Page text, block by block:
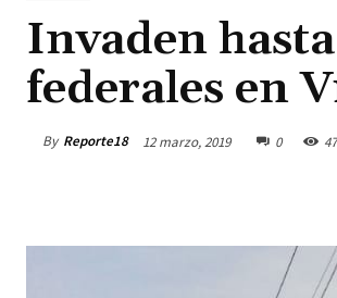
Invaden
federales en
By Reporte18 12 marzo, 2019 0